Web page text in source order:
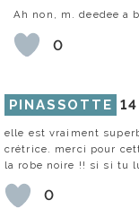
Ah non, m. deedee a
0
PINASSOTTE
elle est vraiment
crétrice. merci pour
la robe noire !! si si tu
0